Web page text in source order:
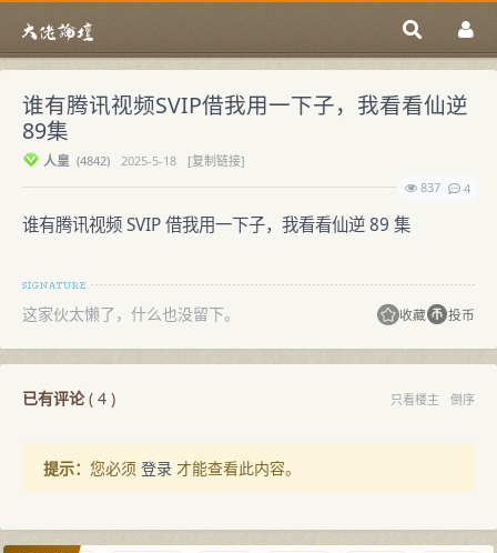
谁有腾讯视频SVIP借我用一下子，我看看仙逆
89集
人皇 (4842) 2025-5-18
[复制链接]
837
4
谁有腾讯视频 SVIP 借我用一下子，我看看仙逆 89 集
这家伙太懒了，什么也没留下。 收藏 投币
已有评论( 4 ) 只看楼主 倒序
提示： 您必须 登录 才能查看此内容。